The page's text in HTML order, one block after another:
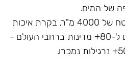
של המים.
איכות -מפעל ייצור בשטח של 4000 מ"ר, בקרת איכות
קפדנית, אספקת מוצרים ל-80+ מדינות ברחבי העולם -